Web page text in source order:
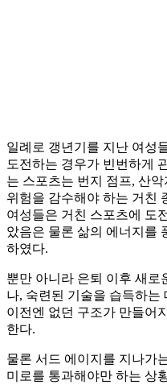
일례로 갱년기를 지난 여성
도전하는 경우가 빈번하게
는 스포츠는 번지 점프, 산
위험을 감수해야 하는 거친
여성들은 거친 스포츠에 도
았음은 물론 삶의 에너지를
하였다.
뿐만 아니라 은퇴 이후 새로
나, 숙련된 기술을 습득하는
이전엔 없던 구조가 만들어
한다.
물론 서드 에이지를 지나가
미로를 통과해야만 하는 상